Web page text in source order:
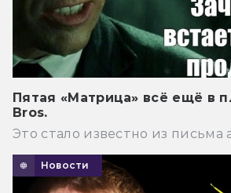
Пятая «Матрица» всё ещё в
Bros.
Это стало известно из письма
Новости